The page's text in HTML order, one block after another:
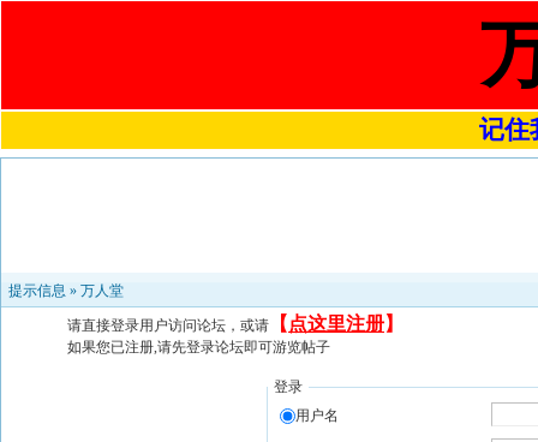
记住
提示信息 » 万人堂
请直接登录用户访问论坛，或请 【 点这里注册】
如果您已注册,请先登录论坛即可游览帖子
登录
用户名